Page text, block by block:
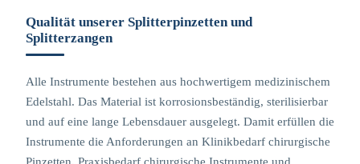
Qualität unserer Splitterpinzetten und
Splitterzangen
Alle Instrumente bestehen aus hochwertigem medizinischem
Edelstahl. Das Material ist korrosionsbeständig, sterilisierbar
und auf eine lange Lebensdauer ausgelegt. Damit erfüllen die
Instrumente die Anforderungen an Klinikbedarf chirurgische